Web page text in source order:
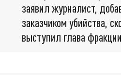
заявил журналист,
заказчиком убийства,
выступил глава